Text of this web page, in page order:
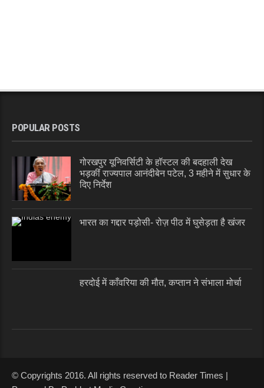
POPULAR POSTS
गोरखपुर यूनिवर्सिटी के हॉस्टल की बदहाली देख
भड़कीं राज्यपाल आनंदीबेन पटेल, 3 महीने में सुधार के
दिए निर्देश
भारत का गद्दार पड़ोसी- रोज़ पीठ में घुसेड़ता है खंजर
हरदोई में काँवरिया की मौत, कप्तान ने संभाला मोर्चा
© Copyrights 2016. All rights reserved to Reader Times |